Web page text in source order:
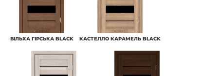
ВІЛЬХА ГІРСЬКА BLACK КАСТЕЛЛО КАРАМЕЛЬ BLACK